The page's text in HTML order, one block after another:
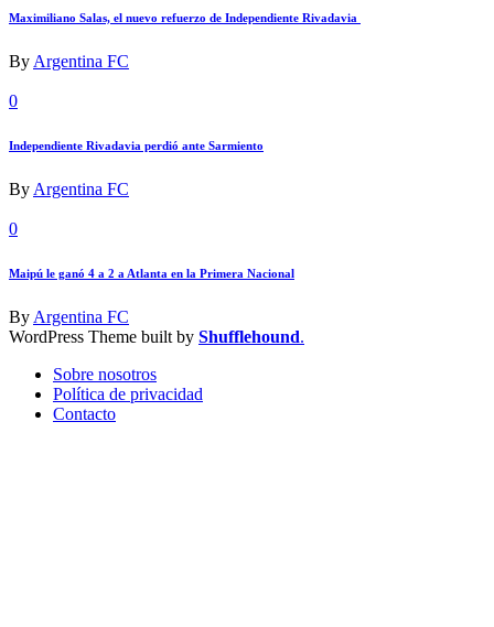
Maximiliano Salas, el nuevo refuerzo de Independiente Rivadavia
By Argentina FC
0
Independiente Rivadavia perdió ante Sarmiento
By Argentina FC
0
Maipú le ganó 4 a 2 a Atlanta en la Primera Nacional
By Argentina FC
WordPress Theme built by Shufflehound.
Sobre nosotros
Política de privacidad
Contacto